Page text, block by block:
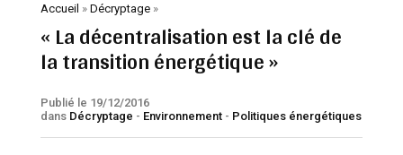
Accueil » Décryptage»
« La décentralisation est la clé de
la transition énergétique »
Publié le 19/12/2016
dans Décryptage - Environnement- Politiques énergétiques